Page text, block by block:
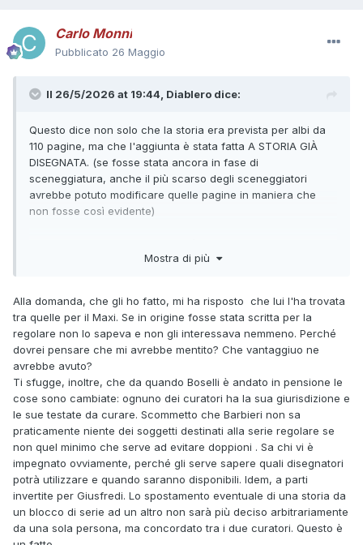
Carlo Monni
Pubblicato 26 Maggio
Il 26/5/2026 at 19:44, Diablero dice:
Questo dice non solo che la storia era prevista per albi da
110 pagine, ma che l'aggiunta è stata fatta A STORIA GIÀ
DISEGNATA. (se fosse stata ancora in fase di
sceneggiatura, anche il più scarso degli sceneggiatori
avrebbe potuto modificare quelle pagine in maniera che
non fosse così evidente)
deciso tu di mettere quelle strisce posticce, e perché?"
Mostra di più
Alla domanda, che gli ho fatto, mi ha risposto che lui l'ha trovata
tra quelle per il Maxi. Se in origine fosse stata scritta per la
regolare non lo sapeva e non gli interessava nemmeno. Perché
dovrei pensare che mi avrebbe mentito? Che vantaggiuo ne
avrebbe avuto?
Ti sfugge, inoltre, che da quando Boselli è andato in pensione le
cose sono cambiate: ognuno dei curatori ha la sua giurisdizione e
le sue testate da curare. Scommetto che Barbieri non sa
praticamente niente dei soggetti destinati alla serie regolare se
non quel minimo che serve ad evitare doppioni . Sa chi vi è
impegnato ovviamente, perché gli serve sapere quali disegnatori
potrà utilizzare e quando saranno disponibili. Idem, a parti
invertite per Giusfredi. Lo spostamento eventuale di una storia da
un blocco di serie ad un altro non sarà più deciso arbitrariamente
da una sola persona, ma concordato tra i due curatori. Questo è